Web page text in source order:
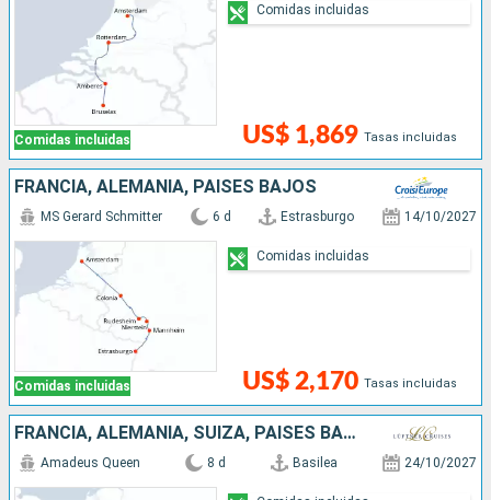
Comidas incluidas US$ 1,869 Tasas incluidas
Comidas incluidas
FRANCIA, ALEMANIA, PAISES BAJOS
Comidas incluidas
MS Gerard Schmitter 6 d Estrasburgo 14/10/2027
US$ 2,170 Tasas incluidas
Comidas incluidas
FRANCIA, ALEMANIA, SUIZA, PAISES BAJOS
Amadeus Queen 8 d Basilea 24/10/2027